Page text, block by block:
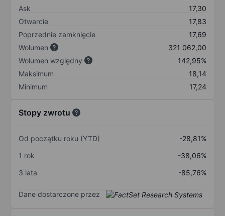
Ask
17,30
Otwarcie
17,83
Poprzednie zamknięcie
17,69
Wolumen
321 062,00
Wolumen względny
142,95%
Maksimum
18,14
Minimum
17,24
Stopy zwrotu
Od początku roku (YTD)
-28,81%
1 rok
-38,06%
3 lata
-85,76%
Dane dostarczone przez